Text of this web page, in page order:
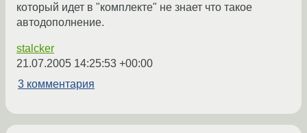
который идет в "комплекте" не знает что такое
автодополнение.
stalcker
21.07.2005 14:25:53 +00:00
3 комментария